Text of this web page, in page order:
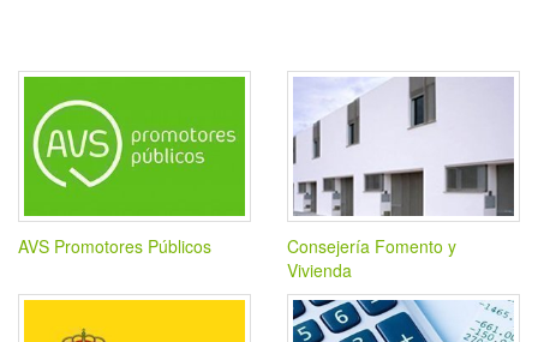
AVS Promotores Públicos
Consejería Fomento y
Vivienda